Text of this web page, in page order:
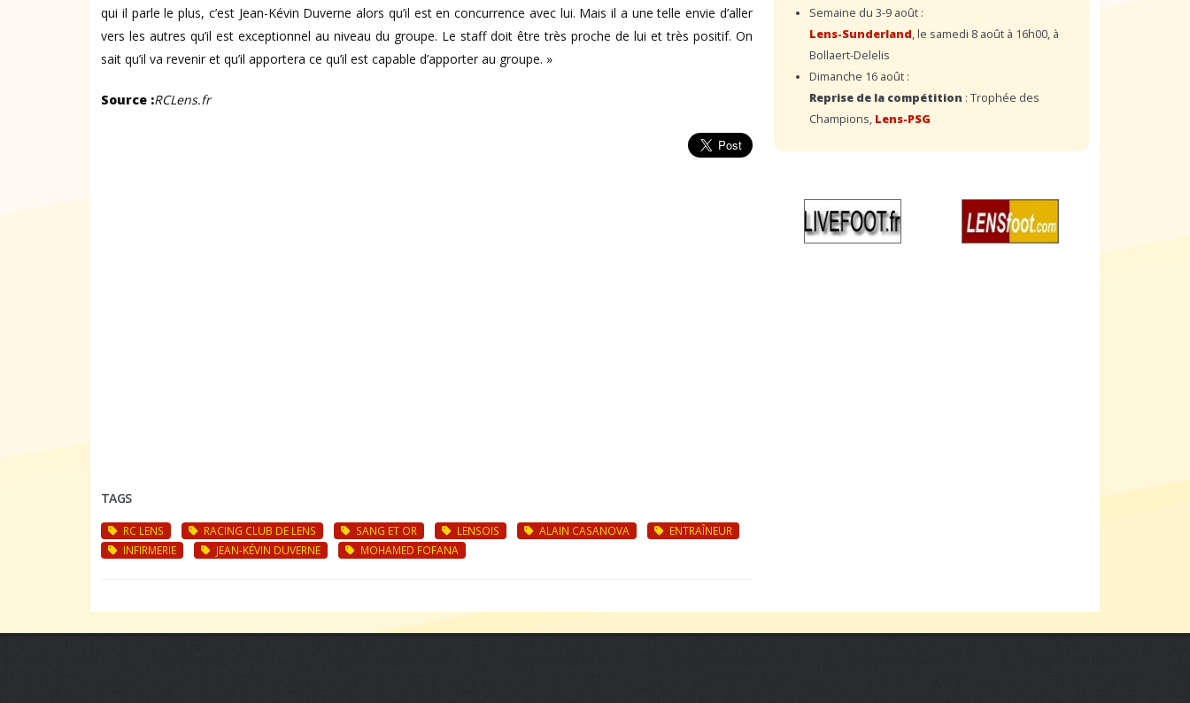
qui il parle le plus, c’est Jean-Kévin Duverne alors qu’il est en concurrence avec lui. Mais il a une telle envie d’aller
vers les autres qu’il est exceptionnel au niveau du groupe. Le staff doit être très proche de lui et très positif. On
sait qu’il va revenir et qu’il apportera ce qu’il est capable d’apporter au groupe. »
Source :RCLens.fr
TAGS
RC LENS RACING CLUB DE LENS SANG ET OR LENSOIS ALAIN CASANOVA
ENTRAÎNEUR
INFIRMERIE
JEAN-KÉVIN DUVERNE MOHAMED FOFANA
Semaine du 3-9 août :
Lens-Sunderland, le samedi 8 août à 16h00, à
Bollaert-Delelis
Dimanche 16 août :
Reprise de la compétition : Trophée des
Champions, Lens-PSG